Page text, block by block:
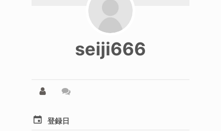
seiji666
登録日